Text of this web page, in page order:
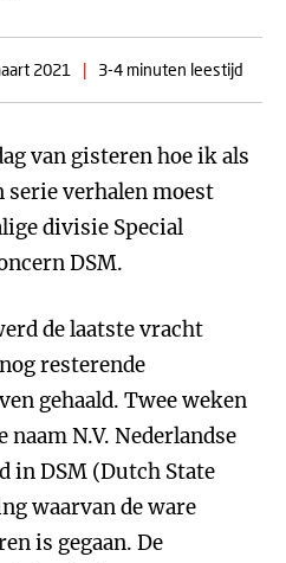
2021 | 3-4 minuten leestijd
van gisteren hoe ik als
verhalen moest
divisie Special
DSM.
de laatste vracht
resterende
gehaald. Twee weken
N.V. Nederlandse
in DSM (Dutch State
waarvan de ware
is gegaan. De